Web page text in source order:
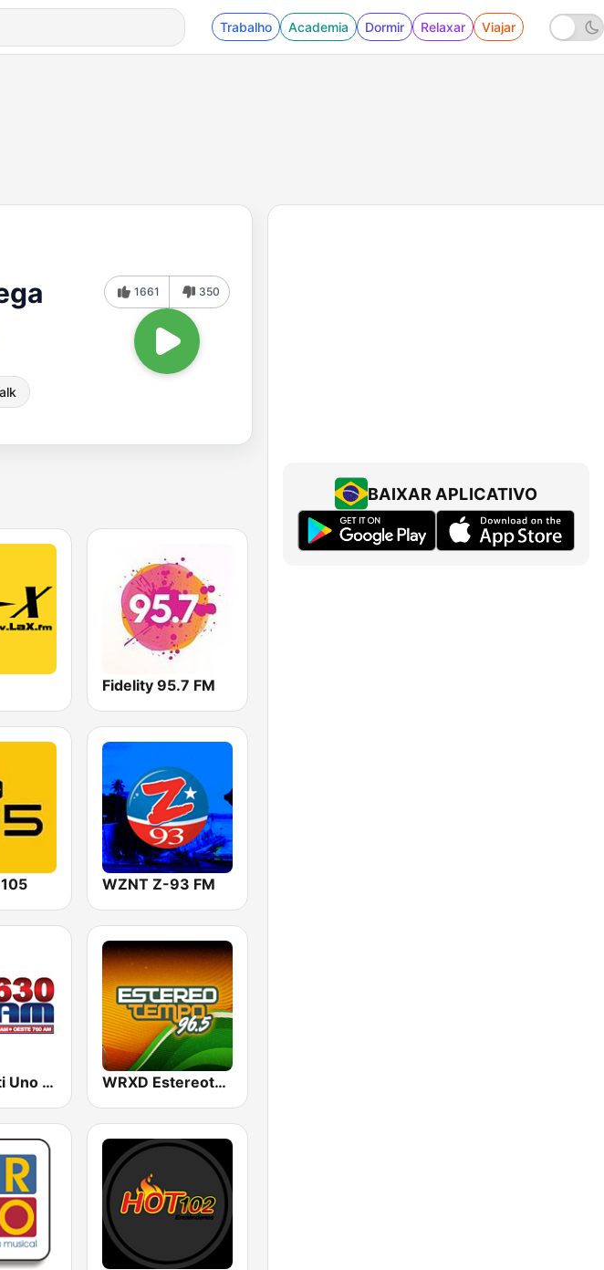
Trabalho Academia Dormir Relaxar Viajar
1661 350
Fidelity 95.7 FM
WZNT Z-93 FM
WORA Noti Uno 630 AM WRXD Estereotempo 96.5 FM
BAIXAR APLICATIVO